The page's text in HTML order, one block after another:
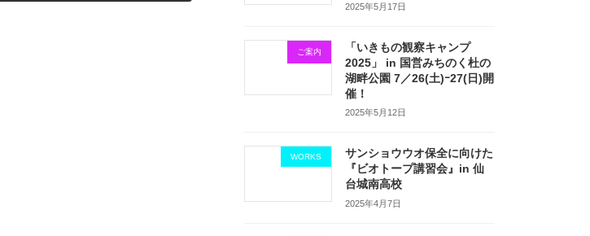
2025年5月17日
ご案内
「いきもの観察キャンプ
2025」 in 国営みちのく杜の
湖畔公園 7／26(土)ｰ27(日)開
催！
2025年5月12日
WORKS
サンショウウオ保全に向けた
『ビオトープ講習会』in 仙
台城南高校
2025年4月7日